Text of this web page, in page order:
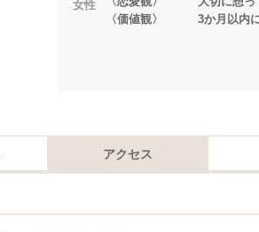
女性
〈価値観〉 3か月以内に
アクセス